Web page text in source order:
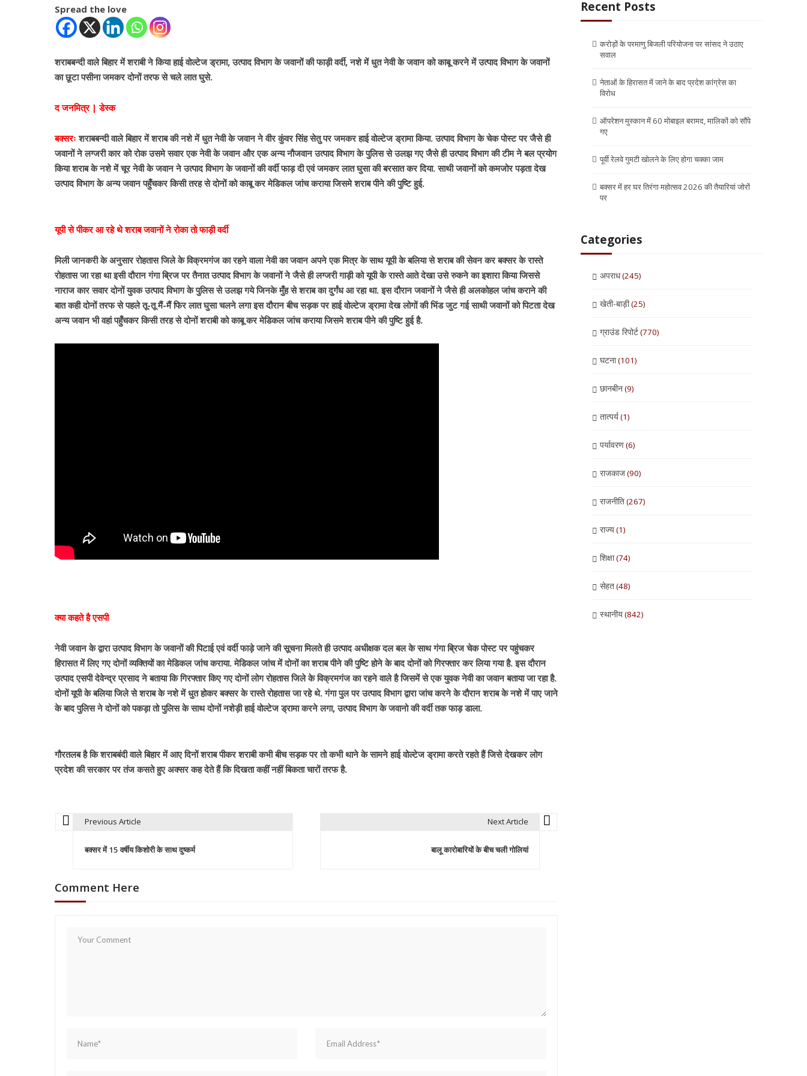
Spread the love
शराबबन्दी वाले बिहार में शराबी ने किया हाई वोल्टेज ड्रामा, उत्पाद विभाग के जवानों की फाड़ी वर्दी, नशे में धुत नेवी के जवान को काबू करने में उत्पाद विभाग के जवानों
का छूटा पसीना जमकर दोनों तरफ से चले लात घुसे.
द जनमित्र | डेस्क
बक्सरः शराबबन्दी वाले बिहार में शराब की नशे में धुत नेवी के जवान ने वीर कुंवर सिंह सेतु पर जमकर हाई वोल्टेज ड्रामा किया. उत्पाद विभाग के चेक पोस्ट पर जैसे ही
जवानों ने लग्जरी कार को रोक उसमे सवार एक नेवी के जवान और एक अन्य नौजवान उत्पाद विभाग के पुलिस से उलझ गए जैसे ही उत्पाद विभाग की टीम ने बल प्रयोग
किया शराब के नशे में चूर नेवी के जवान ने उत्पाद विभाग के जवानों की वर्दी फाड़ दी एवं जमकर लात घुसा की बरसात कर दिया. साथी जवानों को कमजोर पड़ता देख
उत्पाद विभाग के अन्य जवान पहुँचकर किसी तरह से दोनों को काबू कर मेडिकल जांच कराया जिसमे शराब पीने की पुष्टि हुई.
यूपी से पीकर आ रहे थे शराब जवानों ने रोका तो फाड़ी वर्दी
मिली जानकरी के अनुसार रोहतास जिले के विक्रमगंज का रहने वाला नेवी का जवान अपने एक मित्र के साथ यूपी के बलिया से शराब की सेवन कर बक्सर के रास्ते
रोहतास जा रहा था इसी दौरान गंगा ब्रिज पर तैनात उत्पाद विभाग के जवानों ने जैसे ही लग्जरी गाड़ी को यूपी के रास्ते आते देखा उसे रुकने का इशारा किया जिससे
नाराज कार सवार दोनों युवक उत्पाद विभाग के पुलिस से उलझ गये जिनके मुँह से शराब का दुर्गंध आ रहा था. इस दौरान जवानों ने जैसे ही अलकोहल जांच कराने की
बात कही दोनों तरफ से पहले तू-तू मैं-मैं फिर लात घुसा चलने लगा इस दौरान बीच सड़क पर हाई वोल्टेज ड्रामा देख लोगों की भिंड जुट गई साथी जवानों को पिटता देख
अन्य जवान भी वहां पहुँचकर किसी तरह से दोनों शराबी को काबू कर मेडिकल जांच कराया जिसमे शराब पीने की पुष्टि हुई है.
क्या कहते है एसपी
नेवी जवान के द्वारा उत्पाद विभाग के जवानों की पिटाई एवं वर्दी फाड़े जाने की सूचना मिलते ही उत्पाद अधीक्षक दल बल के साथ गंगा ब्रिज चेक पोस्ट पर पहुंचकर
हिरासत में लिए गए दोनों व्यक्तियों का मेडिकल जांच कराया. मेडिकल जांच में दोनों का शराब पीने की पुष्टि होने के बाद दोनों को गिरफ्तार कर लिया गया है. इस दौरान
उत्पाद एसपी देवेन्द्र प्रसाद ने बताया कि गिरफ्तार किए गए दोनों लोग रोहतास जिले के विक्रमगंज का रहने वाले है जिसमें से एक युवक नेवी का जवान बताया जा रहा है.
दोनों यूपी के बलिया जिले से शराब के नशे में धुत होकर बक्सर के रास्ते रोहतास जा रहे थे. गंगा पुल पर उत्पाद विभाग द्वारा जांच करने के दौरान शराब के नशे में पाए जाने
के बाद पुलिस ने दोनों को पकड़ा तो पुलिस के साथ दोनों नशेड़ी हाई वोल्टेज ड्रामा करने लगा, उत्पाद विभाग के जवानो की वर्दी तक फाड़ डाला.
गौरतलब है कि शराबबंदी वाले बिहार में आए दिनों शराब पीकर शराबी कभी बीच सड़क पर तो कभी थाने के सामने हाई वोल्टेज ड्रामा करते रहते हैं जिसे देखकर लोग
प्रदेश की सरकार पर तंज कसते हुए अक्सर कह देते हैं कि दिखता कहीं नहीं बिकता चारों तरफ है.
s
Previous Article
बक्सर में 15 वर्षीय किशोरी के साथ दुष्कर्म
Next Article
बालू कारोबारियों के बीच चली गोलियां
Comment Here
Recent Posts
करोड़ों के परमाणु बिजली परियोजना पर सांसद ने उठाए
सवाल
नेताओं के हिरासत में जाने के बाद प्रदेश कांग्रेस का
विरोध
ऑपरेशन मुस्कान में 60 मोबाइल बरामद, मालिकों को सौंपे
गए
पूर्वी रेलवे गुमटी खोलने के लिए होगा चक्का जाम
बक्सर में हर घर तिरंगा महोत्सव 2026 की तैयारियां जोरों
पर
Categories
अपराध(245)
खेती-बाड़ी(25)
ग्राउंड रिपोर्ट(770)
घटना(101)
छानबीन(9)
तात्पर्य(1)
पर्यावरण(6)
राजकाज(90)
राजनीति(267)
राज्य(1)
शिक्षा(74)
सेहत(48)
स्थानीय(842)